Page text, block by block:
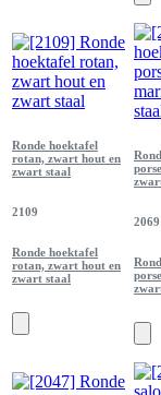
Ronde hoektafel
rotan, zwart hout en
zwart staal
2109
Ronde hoektafel
rotan, zwart hout en
zwart staal
2069